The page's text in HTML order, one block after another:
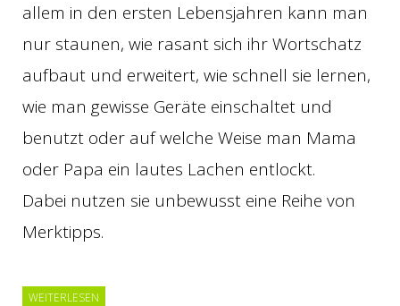
allem in den ersten Lebensjahren kann man
nur staunen, wie rasant sich ihr Wortschatz
aufbaut und erweitert, wie schnell sie lernen,
wie man gewisse Geräte einschaltet und
benutzt oder auf welche Weise man Mama
oder Papa ein lautes Lachen entlockt.
Dabei nutzen sie unbewusst eine Reihe von
Merktipps.
WEITERLESEN